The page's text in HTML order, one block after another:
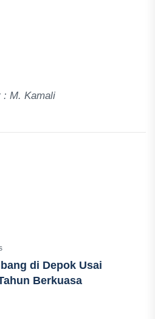
: M. Kamali
di Depok Usai
Berkuasa